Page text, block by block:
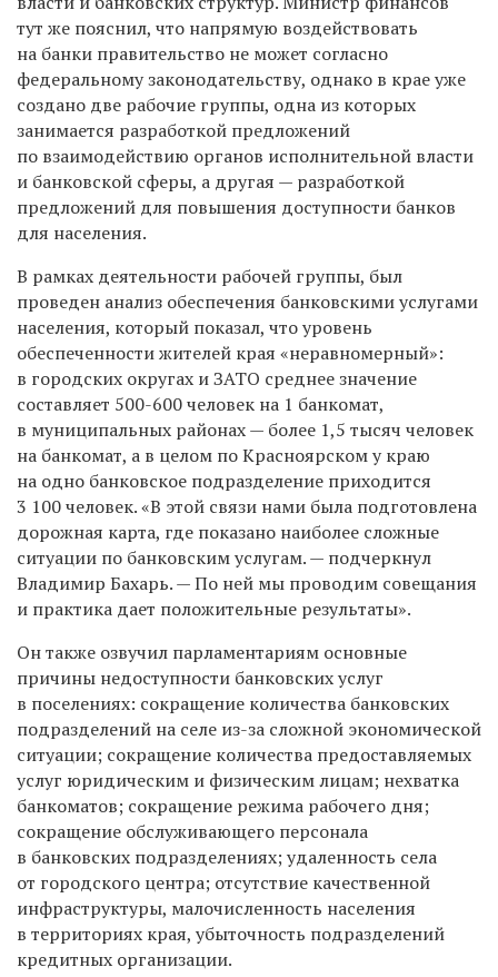
тут же пояснил, что напрямую воздействовать
на банки правительство не может согласно
федеральному законодательству, однако в крае уже
создано две рабочие группы, одна из которых
занимается разработкой предложений
по взаимодействию органов исполнительной власти
и банковской сферы, а другая — разработкой
предложений для повышения доступности банков
для населения.
В рамках деятельности рабочей группы, был
проведен анализ обеспечения банковскими услугами
населения, который показал, что уровень
обеспеченности жителей края «неравномерный»:
в городских округах и ЗАТО среднее значение
составляет 500-600 человек на 1 банкомат,
в муниципальных районах — более 1,5 тысяч человек
на банкомат, а в целом по Красноярском у краю
на одно банковское подразделение приходится
3 100 человек. «В этой связи нами была подготовлена
дорожная карта, где показано наиболее сложные
ситуации по банковским услугам.— подчеркнул
Владимир Бахарь. —По ней мы проводим совещания
и практика дает положительные результаты».
Он также озвучил парламентариям основные
причины недоступности банковских услуг
в поселениях: сокращение количества банковских
подразделений на селе из-за сложной экономической
ситуации; сокращение количества предоставляемых
услуг юридическим и физическим лицам; нехватка
банкоматов; сокращение режима рабочего дня;
сокращение обслуживающего персонала
в банковских подразделениях; удаленность села
от городского центра; отсутствие качественной
инфраструктуры, малочисленность населения
в территориях края, убыточность подразделений
кредитных организации.